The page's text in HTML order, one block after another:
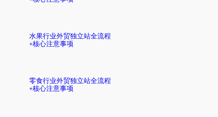
水果行业外贸独立站全流程
+核心注意事项
零食行业外贸独立站全流程
+核心注意事项